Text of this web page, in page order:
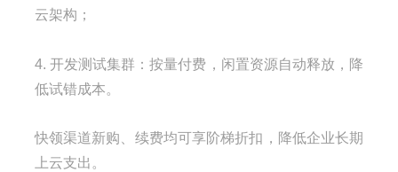
云架构；
4. 开发测试集群：按量付费，闲置资源自动释放，降
低试错成本。
快领渠道新购、续费均可享阶梯折扣，降低企业长期
上云支出。